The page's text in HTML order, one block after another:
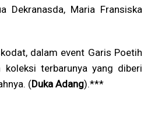
Dekranasda, Maria Fransiska
dalam event Garis Poetih
koleksi terbarunya yang diberi
(Duka Adang).***